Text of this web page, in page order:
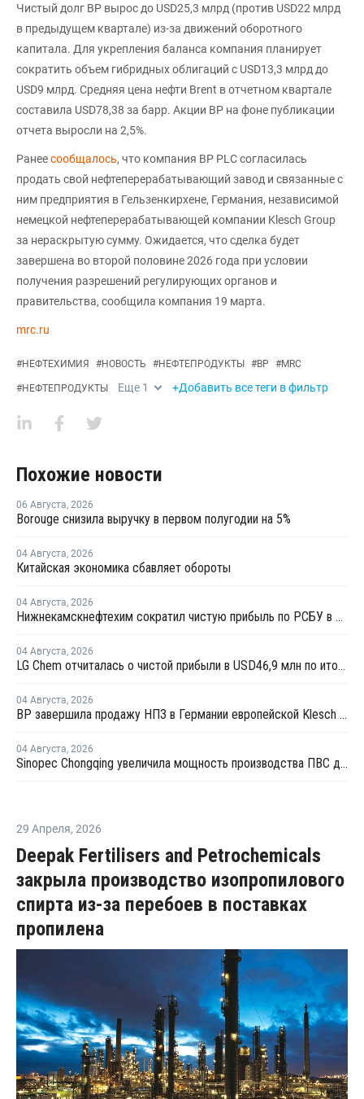
Чистый долг BP вырос до USD25,3 млрд (против USD22 млрд
в предыдущем квартале) из-за движений оборотного
капитала. Для укрепления баланса компания планирует
сократить объем гибридных облигаций с USD13,3 млрд до
USD9 млрд. Средняя цена нефти Brent в отчетном квартале
составила USD78,38 за барр. Акции BP на фоне публикации
отчета выросли на 2,5%.
Ранеесообщалось, что компания BP PLC согласилась
продать свой нефтеперерабатывающий завод и связанные с
ним предприятия в Гельзенкирхене, Германия, независимой
немецкой нефтеперерабатывающей компании Klesch Group
за нераскрытую сумму. Ожидается, что сделка будет
завершена во второй половине 2026 года при условии
получения разрешений регулирующих органов и
правительства, сообщила компания 19 марта.
mrc.ru
#НЕФТЕХИМИЯ #НОВОСТЬ #НЕФТЕПРОДУКТЫ #BP #MRC
#НЕФТЕПРОДУКТЫ Еще 1 +Добавить все теги в фильтр
Похожие новости
06 Августа, 2026
Borouge снизила выручку в первом полугодии на 5%
04 Августа, 2026
Китайская экономика сбавляет обороты
04 Августа, 2026
Нижнекамскнефтехим сократил чистую прибыль по РСБУ в 15 раз в первом полугодии
04 Августа, 2026
LG Chem отчиталась о чистой прибыли в USD46,9 млн по итогам второго квартала 2026 года
04 Августа, 2026
BP завершила продажу НПЗ в Германии европейской Klesch Group
04 Августа, 2026
Sinopec Chongqing увеличила мощность производства ПВС до 210 тысяч тонн
29 Апреля, 2026
Deepak Fertilisers and Petrochemicals
закрыла производство изопропилового
спирта из-за перебоев в поставках
пропилена